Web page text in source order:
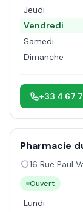
Jeudi
Vendredi
Samedi
Dimanche
+33 4 67
Pharmacie
16 Rue Paul
Ouvert
Lundi